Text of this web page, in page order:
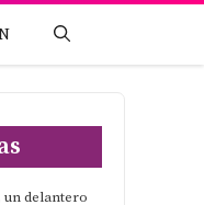
un delantero